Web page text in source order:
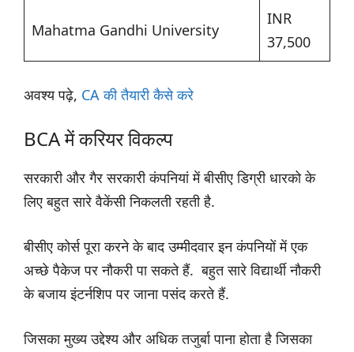
Mahatma Gandhi University
INR
37,500
अवश्य पढ़े, CA की तैयारी कैसे करे
BCA में करियर विकल्प
सरकारी और गैर सरकारी कंपनियां में बीसीए डिग्री धारको के
लिए बहुत सारे वैकेंसी निकलती रहती है.
बीसीए कोर्स पूरा करने के बाद उम्मीदवार इन कंपनियों में एक
अच्छे पैकेज पर नौकरी पा सकते हैं. बहुत सारे विद्यार्थी नौकरी
के बजाय इंटर्नशिप पर जाना पसंद करते हैं.
जिसका मुख्य उद्देश्य और अधिक तजुर्बा पाना होता है जिसका